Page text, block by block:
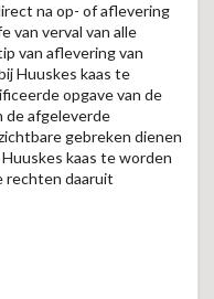
na op- of aflevering
van verval van alle
van aflevering van
Huuskes kaas te
opgave van de
de afgeleverde
gebreken dienen
kaas te worden
rechten daaruit